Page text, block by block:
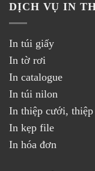
DỊCH VỤ IN
In túi giấy
In tờ rơi
In catalogue
In túi nilon
In thiệp cưới,
In kẹp file
In hóa đơn